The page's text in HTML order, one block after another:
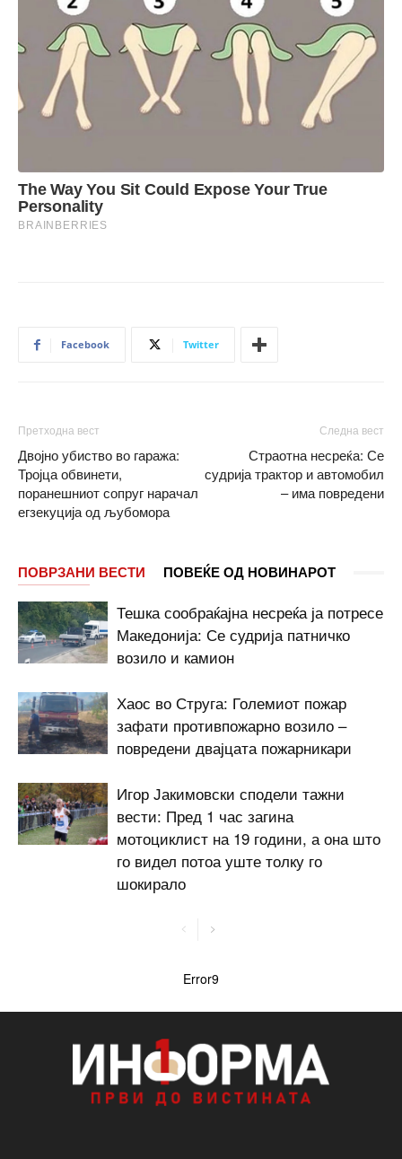
Facebook Twitter
Претходна вест
Двојно убиство во гаража:
Тројца обвинети,
поранешниот сопруг нарачал
егзекуција од љубомора
Следна вест
Страотна несреќа: Се
судрија трактор и автомобил
– има повредени
ПОВРЗАНИ ВЕСТИ ПОВЕЌЕ ОД НОВИНАРОТ
Тешка сообраќајна несреќа ја потресе
Македонија: Се судрија патничко
возило и камион
Хаос во Струга: Големиот пожар
зафати противпожарно возило –
повредени двајцата пожарникари
Игор Јакимовски сподели тажни
вести: Пред 1 час загина
мотоциклист на 19 години, а она што
го видел потоа уште толку го
шокирало
Error9